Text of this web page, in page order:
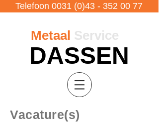
Telefoon 0031 (0)43 - 352 00 77
Metaal Service
DASSEN
Vacature(s)